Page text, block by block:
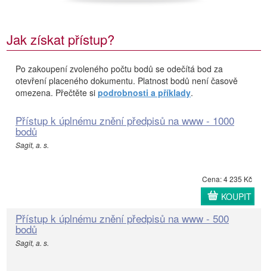
Jak získat přístup?
Po zakoupení zvoleného počtu bodů se odečítá bod za
otevření placeného dokumentu. Platnost bodů není časově
omezena. Přečtěte si podrobnosti a příklady.
Přístup k úplnému znění předpisů na www - 1000
bodů
Sagit, a. s.
Cena: 4 235 Kč
KOUPIT
Přístup k úplnému znění předpisů na www - 500
bodů
Sagit, a. s.